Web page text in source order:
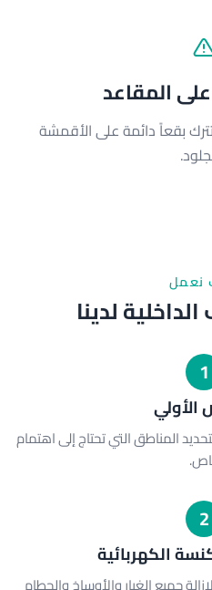
المقاعد
بقعاً دائمة على الأقمشة
نعمل
لدينا
1
الأولي
المناطق التي تحتاج إلى اهتمام
2
الكهربائية